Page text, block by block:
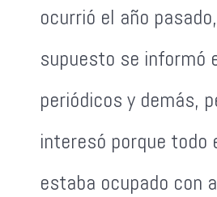
ocurrió el año
supuesto se informó
periódicos y demás,
interesó porque todo
estaba ocupado con